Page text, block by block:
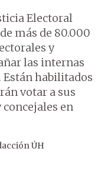
Electoral
más de 80.000
y
las internas
habilitados
votar a sus
en
ÚH